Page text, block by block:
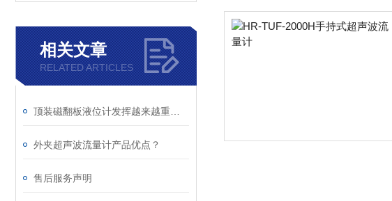
相关文章
RELATED ARTICLES
外夹超声波流量计产品优点？
售后服务声明